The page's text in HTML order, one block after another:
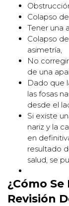
Colapso
Tener una
Colapso
asimetría,
No
de una
Dado que
las fosas
desde el
Si existe
nariz y la
en
resultado
salud, se
¿Cómo
Revisión